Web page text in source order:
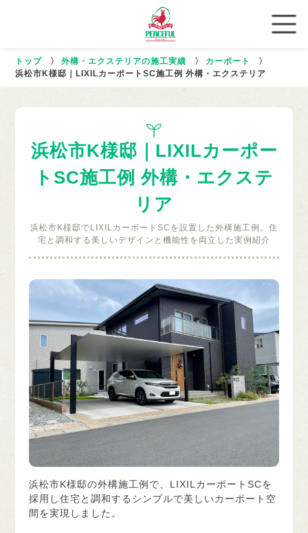
トップ 〉 外構・エクステリアの施工実績 〉 カーポート
〉
浜松市K様邸｜LIXILカーポートSC施工例 外構・エクステリア
浜松市K様邸｜LIXILカーポー
トSC施工例 外構・エクステ
リア
浜松市K様邸でLIXILカーポートSCを設置した外構施工例。住
宅と調和する美しいデザインと機能性を両立した実例紹介
浜松市K様邸の外構施工例で、LIXILカーポートSCを
採用し住宅と調和するシンプルで美しいカーポート空
間を実現しました。